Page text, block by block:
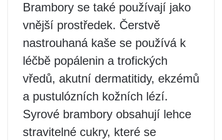
Brambory se také používají jako
vnější prostředek. Čerstvě
nastrouhaná kaše se používá k
léčbě popálenin a trofických
vředů, akutní dermatitidy, ekzémů
a pustulózních kožních lézí.
Syrové brambory obsahují lehce
stravitelné cukry, které se